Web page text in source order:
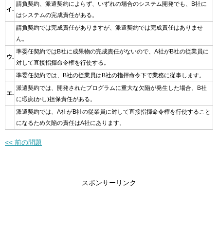
イ.
請負契約、派遣契約によらず、いずれの場合のシステム開発でも、B社に
はシステムの完成責任がある。
請負契約では完成責任がありますが、派遣契約では完成責任はありませ
ん。
ウ.
準委任契約ではB社に成果物の完成責任がないので、A社がB社の従業員に
対して直接指揮命令権を行使する。
準委任契約では、B社の従業員はB社の指揮命令下で業務に従事します。
エ.
派遣契約では、開発されたプログラムに重大な欠陥が発生した場合、B社
に瑕疵(かし)担保責任がある。
派遣契約では、A社がB社の従業員に対して直接指揮命令権を行使すること
になるため欠陥の責任はA社にあります。
<< 前の問題
スポンサーリンク